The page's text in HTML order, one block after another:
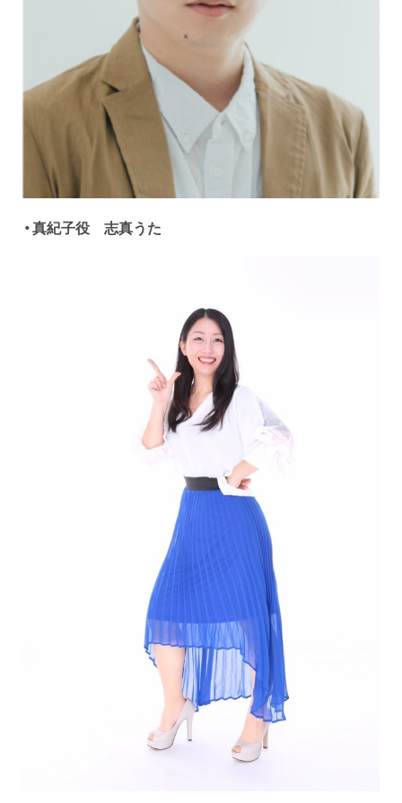
・真紀子役 志真うた